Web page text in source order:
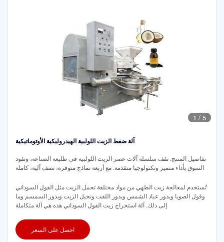
1 / 5
آلة ضغط الزيت اللولبية الهيدروليكية الأوتوماتيكية
تفاصيل المنتج. تقف سلسلة آلات عصر الزيت اللولبية في طليعة الصناعة، وتقود
السوق بأداء متميز وتكنولوجيا متقدمة. مع أربعة نماذج متوفرة، نصف آلية، كاملة
تُستخدم لمعالجة زيت الطهي من مواد مختلفة تحمل الزيت مثل الفول السوداني
وفول الصويا وبذور عباد الشمس وبذور اللفت ونخيل الزيت وبذور السمسم وما
إلى ذلك. آلة استخراج زيت الفول السوداني هذه هي آلة متكاملة
احصل على السعر